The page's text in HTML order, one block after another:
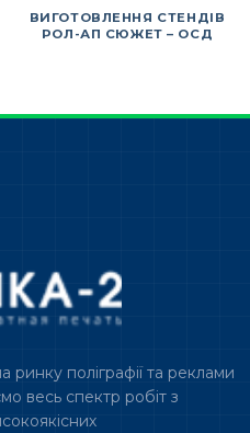
ВИГОТОВЛЕННЯ СТЕНДІВ
РОЛ-АП СЮЖЕТ – ОСД
ринку поліграфії та реклами
весь спектр робіт з